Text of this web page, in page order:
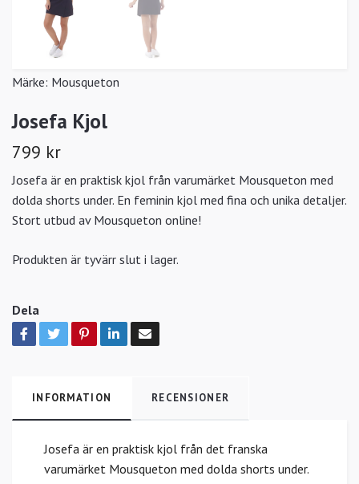
Märke: Mousqueton
Josefa Kjol
799 kr
Josefa är en praktisk kjol från varumärket Mousqueton med
dolda shorts under. En feminin kjol med fina och unika detaljer.
Stort utbud av Mousqueton online!
Produkten är tyvärr slut i lager.
Dela
INFORMATION RECENSIONER
Josefa är en praktisk kjol från det franska
varumärket Mousqueton med dolda shorts under.